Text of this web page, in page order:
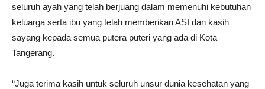
seluruh ayah yang telah berjuang dalam memenuhi kebutuhan
keluarga serta ibu yang telah memberikan ASI dan kasih
sayang kepada semua putera puteri yang ada di Kota
Tangerang.
“Juga terima kasih untuk seluruh unsur dunia kesehatan yang